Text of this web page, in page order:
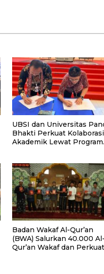
UBSI dan Universitas
Bhakti Perkuat Kolaborasi
Akademik Lewat Program
Badan Wakaf Al-Qur’an
(BWA) Salurkan 40.000 Al-
Qur’an Wakaf dan Perkuat